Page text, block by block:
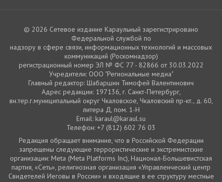
© 2026 Сетевое издание Караульный зарегистрировано
Федеральной службой по
надзору в сфере связи, информационных технологий и массовых
коммуникаций (Роскомнадзор)
регистрационный номер ЭЛ № ФС 77 - 82866 от 30.03.2022
Учредители: ООО "Региональные медиа"
Главный редактор: Шабаршин Тимофей Валентинович
Адрес редакции: 197136, г. Санкт-Петербург,
вн.тер.г.муниципальный округ Чкаловское, Чкаловский пр-кт., д. 60,
литера Д, пом. 1-Н
Email: karaul@karaul.su
Телефон: +7 (812) 602 76 03
Редакция обращает внимание, что в Российской Федерации
запрещены следующие террористические и экстремистские
организации: Meta (Meta Platforms Inc), Национал-Большевистская
партия, «Сеть», религиозная организация «Управленческий центр
Свидетелей Иеговы в России» и входящие в ее структуру местные